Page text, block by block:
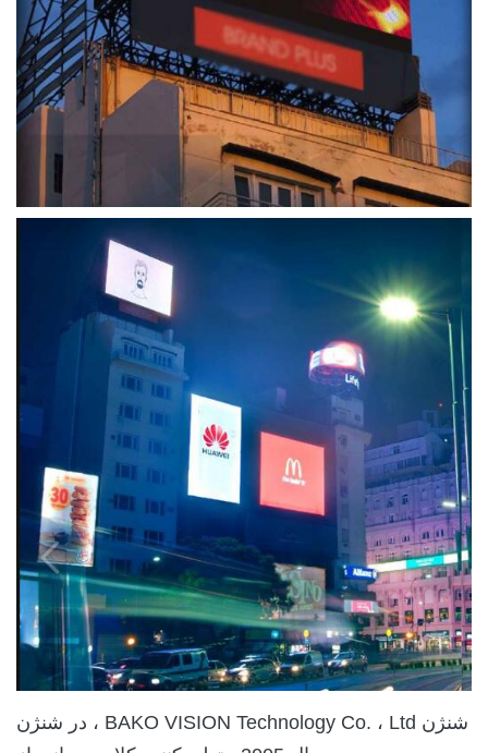
مصرف برق
(میانگین)
300 وات بر
مترمربع
ولتاژ ورودی
AC 110/220 ±
10٪
50 ~ 60 هرتز
-20 ~ 50 درجه
سازی)
رطوبت (عامل /
ذخیره سازی)
MTBF
ساعت
طول عمر
000100000
ساعت
Pixel Failure
<0.0003
شنژن BAKO VISION Technology Co. ، Ltd ، در شنژن